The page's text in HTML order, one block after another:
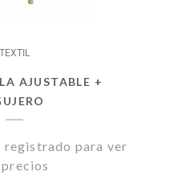
TEXTIL
AJUSTABLE +
registrado para ver